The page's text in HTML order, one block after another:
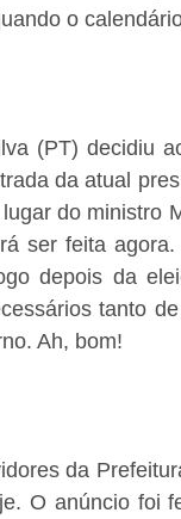
o
(PT) decidiu
da atual
do ministro
ser feita
depois da
tanto
Ah, bom!
da
O anúncio foi